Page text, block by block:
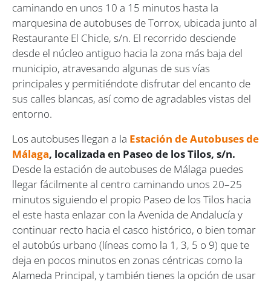
caminando en unos 10 a 15 minutos hasta la
marquesina de autobuses de Torrox, ubicada junto al
Restaurante El Chicle, s/n. El recorrido desciende
desde el núcleo antiguo hacia la zona más baja del
municipio, atravesando algunas de sus vías
principales y permitiéndote disfrutar del encanto de
sus calles blancas, así como de agradables vistas del
entorno.
Los autobuses llegan a la Estación de Autobuses de
Málaga, localizada en Paseo de los Tilos, s/n.
Desde la estación de autobuses de Málaga puedes
llegar fácilmente al centro caminando unos 20–25
minutos siguiendo el propio Paseo de los Tilos hacia
el este hasta enlazar con la Avenida de Andalucía y
continuar recto hacia el casco histórico, o bien tomar
el autobús urbano (líneas como la 1, 3, 5 o 9) que te
deja en pocos minutos en zonas céntricas como la
Alameda Principal, y también tienes la opción de usar